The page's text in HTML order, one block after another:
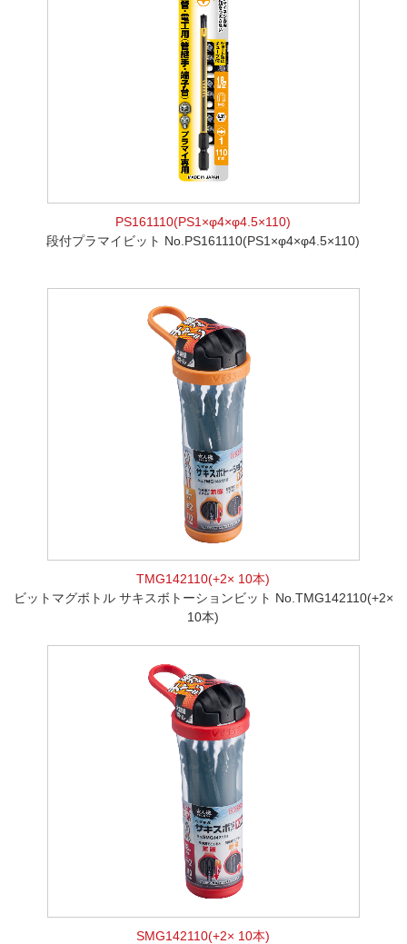
PS161110(PS1×φ4×φ4.5×110)
段付プラマイビット No.PS161110(PS1×φ4×φ4.5×110)
TMG142110(+2× 10本)
ビットマグボトル サキスボトーションビット No.TMG142110(+2×
10本)
SMG142110(+2× 10本)